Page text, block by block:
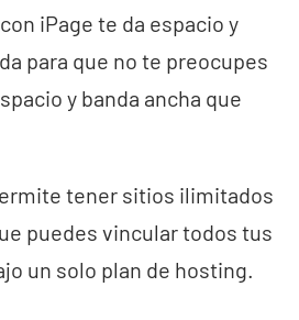
con iPage te da espacio y
para que no te preocupes
y banda ancha que
tener sitios ilimitados
puedes vincular todos tus
un solo plan de hosting.